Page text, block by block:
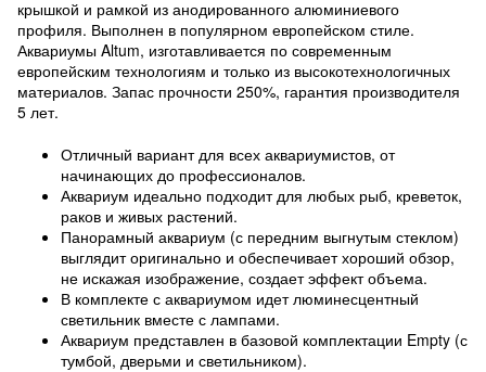
крышкой и рамкой из анодированного алюминиевого
профиля. Выполнен в популярном европейском стиле.
Аквариумы Altum, изготавливается по современным
европейским технологиям и только из высокотехнологичных
материалов. Запас прочности 250%, гарантия производителя
5 лет.
Отличный вариант для всех аквариумистов, от
начинающих до профессионалов.
Аквариум идеально подходит для любых рыб, креветок,
раков и живых растений.
Панорамный аквариум (с передним выгнутым стеклом)
выглядит оригинально и обеспечивает хороший обзор,
не искажая изображение, создает эффект объема.
В комплекте с аквариумом идет люминесцентный
светильник вместе с лампами.
Аквариум представлен в базовой комплектации Empty (с
тумбой, дверьми и светильником).